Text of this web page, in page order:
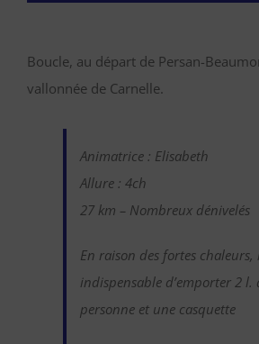
Boucle, au départ de Persan-
vallonnée de Carnelle.
Animatrice : Elisabeth
Allure : 4ch
27 km – Nombreux dénivelés
En raison des fortes chaleurs,
indispensable d’emporter 2 l.
personne et une casquette